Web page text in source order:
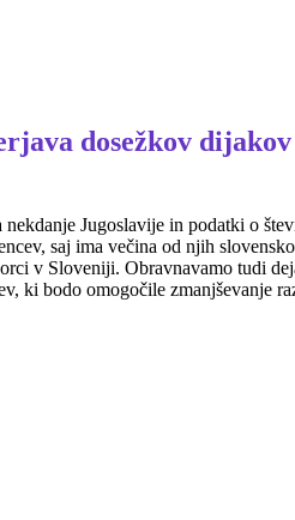
dosežkov
Jugoslavije in podatki o
saj ima večina od njih
v Sloveniji. Obravnavamo tudi
ki bodo omogočile zmanjševanje